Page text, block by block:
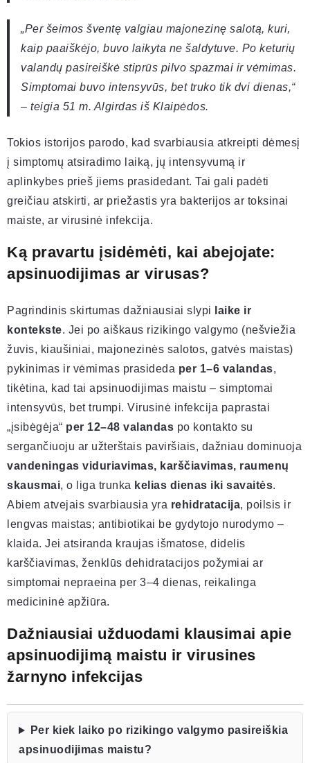
„Per šeimos šventę valgiau majonezinę salotą, kuri,
kaip paaiškėjo, buvo laikyta ne šaldytuve. Po keturių
valandų pasireiškė stiprūs pilvo spazmai ir vėmimas.
Simptomai buvo intensyvūs, bet truko tik dvi dienas,“
– teigia 51 m. Algirdas iš Klaipėdos.
Tokios istorijos parodo, kad svarbiausia atkreipti dėmesį
į simptomų atsiradimo laiką, jų intensyvumą ir
aplinkybes prieš jiems prasidedant. Tai gali padėti
greičiau atskirti, ar priežastis yra bakterijos ar toksinai
maiste, ar virusinė infekcija.
Ką pravartu įsidėmėti, kai abejojate:
apsinuodijimas ar virusas?
Pagrindinis skirtumas dažniausiai slypi
laike ir
kontekste. Jei po aiškaus rizikingo valgymo (nešviežia
žuvis, kiaušiniai, majonezinės salotos, gatvės maistas)
pykinimas ir vėmimas prasideda per 1–6 valandas,
tikėtina, kad tai apsinuodijimas maistu – simptomai
intensyvūs, bet trumpi. Virusinė infekcija paprastai
„įsibėgėja“ per 12–48 valandas po kontakto su
sergančiuoju ar užterštais paviršiais, dažniau dominuoja
vandeningas viduriavimas, karščiavimas, raumenų
skausmai, o liga trunka kelias dienas iki savaitės.
Abiem atvejais svarbiausia yra rehidratacija, poilsis ir
lengvas maistas; antibiotikai be gydytojo nurodymo –
klaida. Jei atsiranda kraujas išmatose, didelis
karščiavimas, ženklūs dehidratacijos požymiai ar
simptomai nepraeina per 3–4 dienas, reikalinga
medicininė apžiūra.
Dažniausiai užduodami klausimai apie
apsinuodijimą maistu ir virusines
žarnyno infekcijas
Per kiek laiko po rizikingo valgymo pasireiškia
apsinuodijimas maistu?